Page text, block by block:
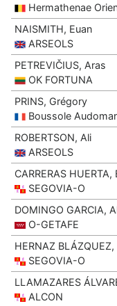
Hermathenae
NAISMITH, Euan
ARSEOLS
PETREVIČIUS, Aras
OK FORTUNA
PRINS, Grégory
Boussole
ROBERTSON, Ali
ARSEOLS
CARRERAS HUERTA,
SEGOVIA-O
DOMINGO GARCIA,
O-GETAFE
HERNAZ
SEGOVIA-O
LLAMAZARES
ALCON